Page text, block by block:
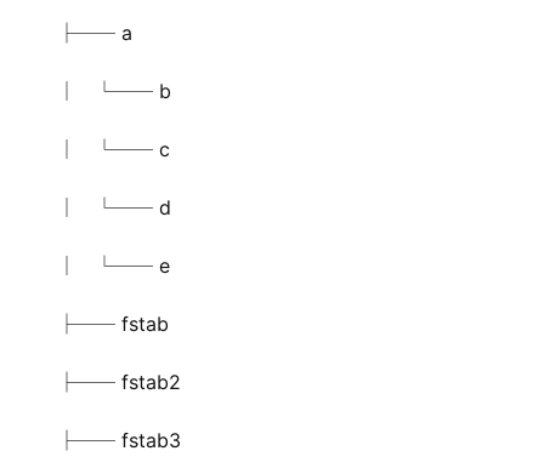
├── a
│   └── b
│   └── c
│   └── d
│   └── e
├── fstab
├── fstab2
├── fstab3